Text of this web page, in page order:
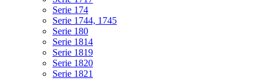
Serie 174
Serie 1744, 1745
Serie 180
Serie 1814
Serie 1819
Serie 1820
Serie 1821